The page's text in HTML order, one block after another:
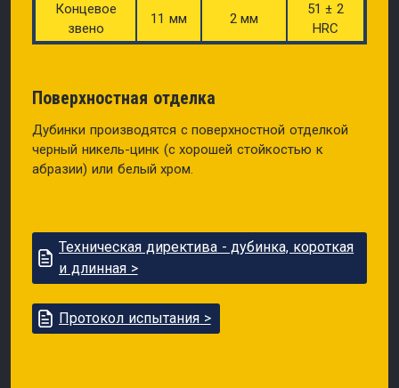
Концевое
звено
11 мм 2 мм
51 ± 2
HRC
Поверхностная отделка
Дубинки производятся с поверхностной отделкой
черный никель-цинк (с хорошей стойкостью к
абразии) или белый хром.
Техническая директива - дубинка, короткая
и длинная >
Протокол испытания >